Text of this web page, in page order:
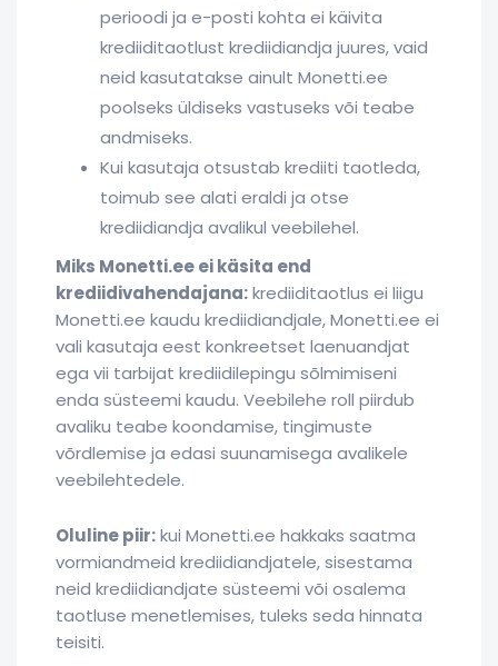
perioodi ja e-posti kohta ei käivita
krediiditaotlust krediidiandja juures, vaid
neid kasutatakse ainult Monetti.ee
poolseks üldiseks vastuseks või teabe
andmiseks.
Kui kasutaja otsustab krediiti taotleda,
toimub see alati eraldi ja otse
krediidiandja avalikul veebilehel.
Miks Monetti.ee ei käsita end
krediidivahendajana:krediiditaotlus ei liigu
Monetti.ee kaudu krediidiandjale, Monetti.ee ei
vali kasutaja eest konkreetset laenuandjat
ega vii tarbijat krediidilepingu sõlmimiseni
enda süsteemi kaudu. Veebilehe roll piirdub
avaliku teabe koondamise, tingimuste
võrdlemise ja edasi suunamisega avalikele
veebilehtedele.
Oluline piir:kui Monetti.ee hakkaks saatma
vormiandmeid krediidiandjatele, sisestama
neid krediidiandjate süsteemi või osalema
taotluse menetlemises, tuleks seda hinnata
teisiti.